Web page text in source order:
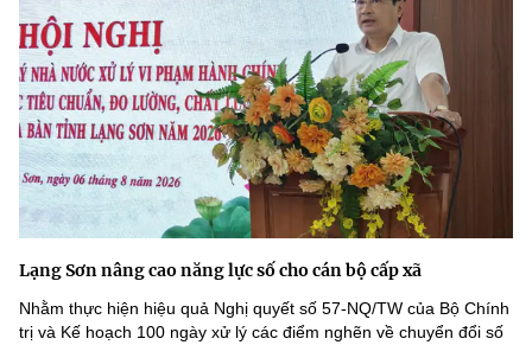
Lạng Sơn nâng cao năng lực số cho cán bộ cấp xã
Nhằm thực hiện hiệu quả Nghị quyết số 57-NQ/TW của Bộ Chính
trị và Kế hoạch 100 ngày xử lý các điểm nghẽn về chuyển đổi số